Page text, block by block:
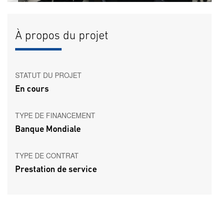
À propos du projet
STATUT DU PROJET
En cours
TYPE DE FINANCEMENT
Banque Mondiale
TYPE DE CONTRAT
Prestation de service